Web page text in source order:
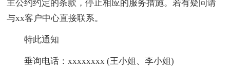
主公约约定的条款，停止相应的服务措施。若有疑问请
与xx客户中心直接联系。
特此通知
垂询电话：xxxxxxxx (王小姐、李小姐)